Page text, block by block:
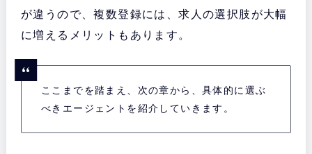
が違うので、複数登録には、求人の選択肢が大幅
に増えるメリットもあります。
ここまでを踏まえ、次の章から、具体的に選ぶ
べきエージェントを紹介していきます。